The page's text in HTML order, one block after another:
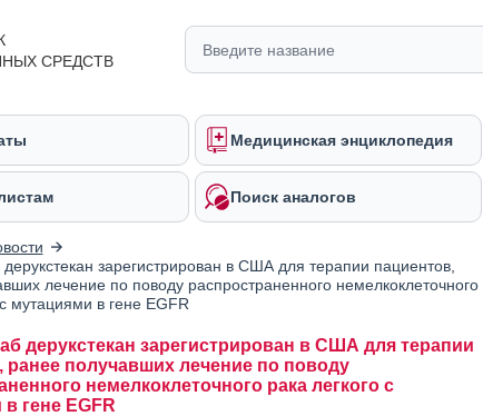
СРЕДСТВ
Медицинская энциклопедия
Поиск аналогов
зарегистрирован в США для терапии пациентов,
лечение по поводу распространенного немелкоклеточного
мутациями в гене EGFR
дерукстекан зарегистрирован в США для терапии
ранее получавших лечение по поводу
немелкоклеточного рака легкого с
гене EGFR